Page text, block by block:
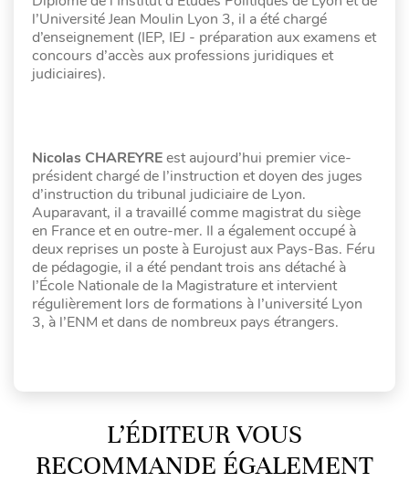
l’Université Jean Moulin Lyon 3, il a été chargé
d’enseignement (IEP, IEJ - préparation aux examens et
concours d’accès aux professions juridiques et
judiciaires).
Nicolas CHAREYREest aujourd’hui premier vice-
président chargé de l’instruction et doyen des juges
d’instruction du tribunal judiciaire de Lyon.
Auparavant, il a travaillé comme magistrat du siège
en France et en outre-mer. Il a également occupé à
deux reprises un poste à Eurojust aux Pays-Bas. Féru
de pédagogie, il a été pendant trois ans détaché à
l’École Nationale de la Magistrature et intervient
régulièrement lors de formations à l’université Lyon
3, à l’ENM et dans de nombreux pays étrangers.
L’ÉDITEUR VOUS
RECOMMANDE ÉGALEMENT